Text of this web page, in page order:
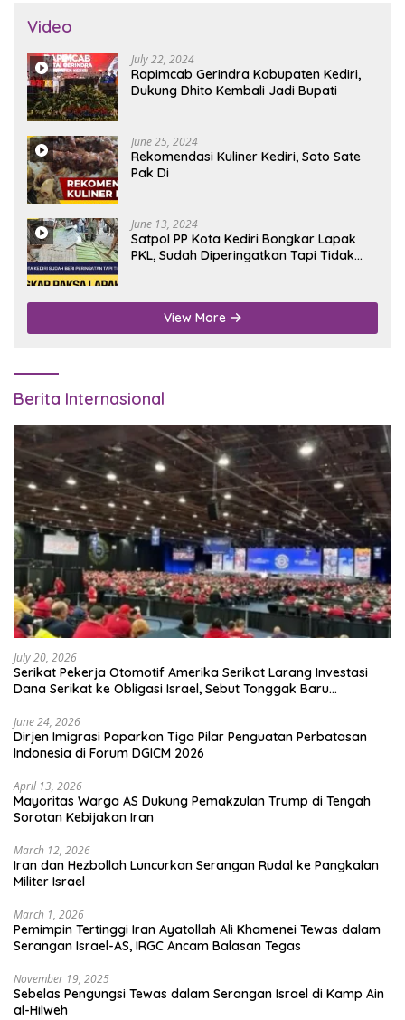
Video
July 22, 2024
Rapimcab Gerindra Kabupaten Kediri,
Dukung Dhito Kembali Jadi Bupati
June 25, 2024
Rekomendasi Kuliner Kediri, Soto Sate
Pak Di
June 13, 2024
Satpol PP Kota Kediri Bongkar Lapak
PKL, Sudah Diperingatkan Tapi Tidak
View More
Berita Internasional
July 20, 2026
Serikat Pekerja Otomotif Amerika Serikat Larang Investasi
Dana Serikat ke Obligasi Israel, Sebut Tonggak Baru
June 24, 2026
Dirjen Imigrasi Paparkan Tiga Pilar Penguatan Perbatasan
Indonesia di Forum DGICM 2026
April 13, 2026
Mayoritas Warga AS Dukung Pemakzulan Trump di Tengah
Sorotan Kebijakan Iran
March 12, 2026
Iran dan Hezbollah Luncurkan Serangan Rudal ke Pangkalan
Militer Israel
March 1, 2026
Pemimpin Tertinggi Iran Ayatollah Ali Khamenei Tewas dalam
Serangan Israel-AS, IRGC Ancam Balasan Tegas
November 19, 2025
Sebelas Pengungsi Tewas dalam Serangan Israel di Kamp Ain
al-Hilweh